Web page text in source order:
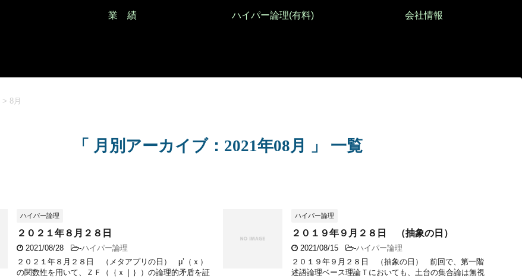
業 績 ハイパー論理(有料) 会社情報
> 8月
「 月別アーカイブ：2021年08月 」 一覧
ハイパー論理
２０２１年８月２８日
2021/08/28 -ハイパー論理
２０２１年８月２８日 （メタアプリの日） μ’（ｘ）
の関数性を用いて、ＺＦ（｛ｘ｜｝）の論理的矛盾を証
ハイパー論理
２０１９年９月２８日 （抽象の日）
2021/08/15 -ハイパー論理
２０１９年９月２８日 （抽象の日） 前回で、第一階
述語論理ベース理論Ｔにおいても、土台の集合論は無視